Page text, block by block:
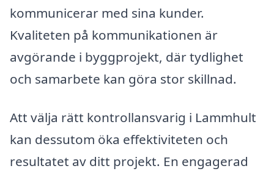
kommunicerar med sina kunder.
Kvaliteten på kommunikationen är
avgörande i byggprojekt, där tydlighet
och samarbete kan göra stor skillnad.
Att välja rätt kontrollansvarig i Lammhult
kan dessutom öka effektiviteten och
resultatet av ditt projekt. En engagerad